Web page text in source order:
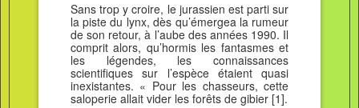
Sans trop y croire, le jurassien est parti sur
la piste du lynx, dès qu’émergea la rumeur
de son retour, à l’aube des années 1990. Il
comprit alors, qu’hormis les fantasmes et
les légendes, les connaissances
scientifiques sur l’espèce étaient quasi
inexistantes. « Pour les chasseurs, cette
saloperie allait vider les forêts de gibier [1].